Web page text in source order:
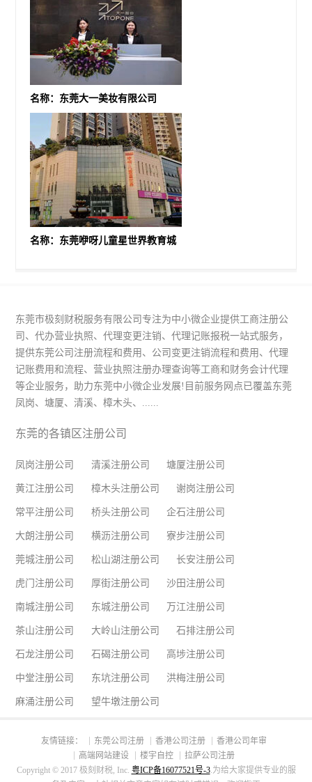
名称：东莞大一美妆有限公司
名称：东莞咿呀儿童星世界教育城
东莞市极刻财税服务有限公司专注为中小微企业提供工商注册公
司、代办营业执照、代理变更注销、代理记账报税一站式服务，
提供东莞公司注册流程和费用、公司变更注销流程和费用、代理
记账费用和流程、营业执照注册办理查询等工商和财务会计代理
等企业服务，助力东莞中小微企业发展!目前服务网点已覆盖东莞
凤岗、塘厦、清溪、樟木头、......
东莞的各镇区注册公司
凤岗注册公司 清溪注册公司 塘厦注册公司
黄江注册公司 樟木头注册公司 谢岗注册公司
常平注册公司 桥头注册公司 企石注册公司
大朗注册公司 横沥注册公司 寮步注册公司
莞城注册公司 松山湖注册公司 长安注册公司
虎门注册公司 厚街注册公司 沙田注册公司
南城注册公司 东城注册公司 万江注册公司
茶山注册公司 大岭山注册公司 石排注册公司
石龙注册公司 石碣注册公司 高埗注册公司
中堂注册公司 东坑注册公司 洪梅注册公司
麻涌注册公司 望牛墩注册公司
友情链接： 东莞公司注册 香港公司注册
香港公司年审
高端网站建设
楼宇自控
拉萨公司注册
Copyright © 2017 极刻财税, Inc. 粤ICP备16077521号-3.为给大家提供专业的服